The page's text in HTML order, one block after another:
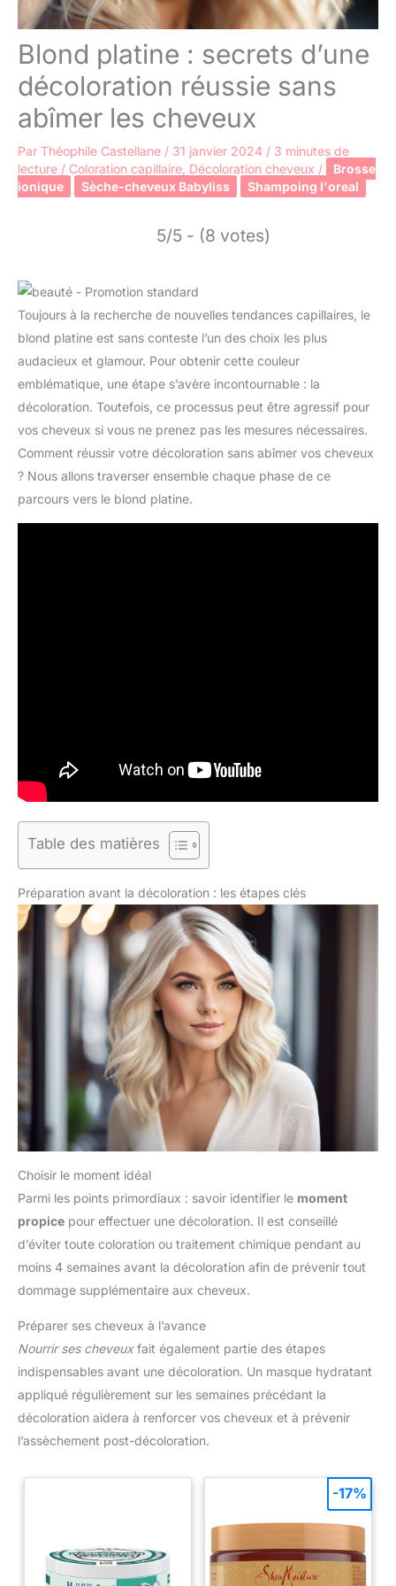
Blond platine : secrets d’une
décoloration réussie sans
abîmer les cheveux
Par Théophile Castellane / 31 janvier 2024 / 3 minutes de
lecture / Coloration capillaire Décoloration cheveux /
Brosse
ionique
Sèche-cheveux Babyliss Shampoing l'oreal
5/5 - (8 votes)
Toujours à la recherche de nouvelles tendances capillaires, le
blond platine est sans conteste l’un des choix les plus
audacieux et glamour. Pour obtenir cette couleur
emblématique, une étape s’avère incontournable : la
décoloration. Toutefois, ce processus peut être agressif pour
vos cheveux si vous ne prenez pas les mesures nécessaires.
Comment réussir votre décoloration sans abîmer vos cheveux
? Nous allons traverser ensemble chaque phase de ce
parcours vers le blond platine.
Table des matières
Préparation avant la décoloration : les étapes clés
Choisir le moment idéal
Parmi les points primordiaux : savoir identifier le moment
propice pour effectuer une décoloration. Il est conseillé
d’éviter toute coloration ou traitement chimique pendant au
moins 4 semaines avant la décoloration afin de prévenir tout
dommage supplémentaire aux cheveux.
Préparer ses cheveux à l’avance
Nourrir ses cheveuxfait également partie des étapes
indispensables avant une décoloration. Un masque hydratant
appliqué régulièrement sur les semaines précédant la
décoloration aidera à renforcer vos cheveux et à prévenir
l’assèchement post-décoloration.
-17%